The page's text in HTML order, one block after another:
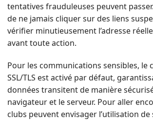
tentatives frauduleuses peuvent
de ne jamais cliquer sur des liens
vérifier minutieusement l’adresse
avant toute action.
Pour les communications sensibles, le
SSL/TLS est activé par défaut,
données transitent de manière
navigateur et le serveur. Pour aller
clubs peuvent envisager l’utilisation